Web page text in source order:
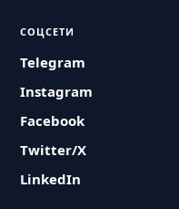
СОЦСЕТИ
Telegram
Instagram
Facebook
Twitter/X
LinkedIn